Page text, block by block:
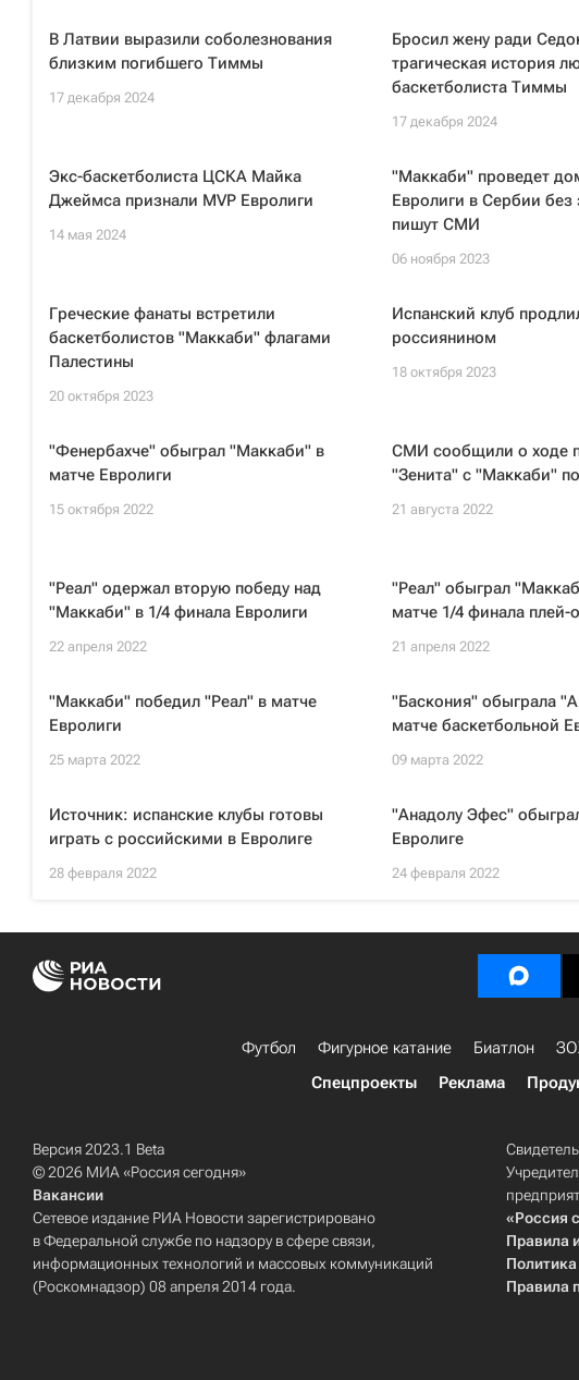
В Латвии выразили соболезнования
близким погибшего Тиммы
17 декабря 2024
Бросил жену ради
трагическая история
баскетболиста Тиммы
17 декабря 2024
Экс-баскетболиста ЦСКА Майка
Джеймса признали MVP Евролиги
14 мая 2024
"Маккаби" проведет
Евролиги в Сербии без
пишут СМИ
06 ноября 2023
Греческие фанаты встретили
баскетболистов "Маккаби" флагами
Палестины
20 октября 2023
Испанский клуб
россиянином
18 октября 2023
"Фенербахче" обыграл "Маккаби" в
матче Евролиги
15 октября 2022
СМИ сообщили о ходе
"Зенита" с "Маккаби"
21 августа 2022
"Реал" одержал вторую победу над
"Маккаби" в 1/4 финала Евролиги
22 апреля 2022
"Реал" обыграл
матче 1/4 финала
21 апреля 2022
"Маккаби" победил "Реал" в матче
Евролиги
25 марта 2022
"Баскония" обыграла
матче баскетбольной
09 марта 2022
Источник: испанские клубы готовы
играть с российскими в Евролиге
28 февраля 2022
"Анадолу Эфес"
Евролиге
24 февраля 2022
Футбол Фигурное катание Биатлон
Спецпроекты
Реклама
Версия 2023.1 Beta
© 2026 МИА «Россия сегодня»
Вакансии
Сетевое издание РИА Новости зарегистрировано
в Федеральной службе по надзору в сфере связи,
информационных технологий и массовых коммуникаций
(Роскомнадзор) 08 апреля 2014 года.
«Россия
Правила
Правила